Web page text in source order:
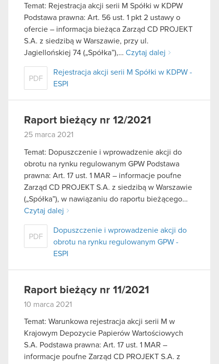
Temat: Rejestracja akcji serii M Spółki w KDPW
Podstawa prawna: Art. 56 ust. 1 pkt 2 ustawy o
ofercie – informacja bieżąca Zarząd CD PROJEKT
S.A. z siedzibą w Warszawie, przy ul.
Jagiellońskiej 74 („Spółka”),… Czytaj dalej
PDF
Rejestracja akcji serii M Spółki w KDPW -
ESPI
Raport bieżący nr 12/2021
25 marca 2021
Temat: Dopuszczenie i wprowadzenie akcji do
obrotu na rynku regulowanym GPW Podstawa
prawna: Art. 17 ust. 1 MAR – informacje poufne
Zarząd CD PROJEKT S.A. z siedzibą w Warszawie
(„Spółka”), w nawiązaniu do raportu bieżącego…
Czytaj dalej
PDF
Dopuszczenie i wprowadzenie akcji do
obrotu na rynku regulowanym GPW -
ESPI
Raport bieżący nr 11/2021
10 marca 2021
Temat: Warunkowa rejestracja akcji serii M w
Krajowym Depozycie Papierów Wartościowych
S.A. Podstawa prawna: Art. 17 ust. 1 MAR –
informacje poufne Zarząd CD PROJEKT S.A. z